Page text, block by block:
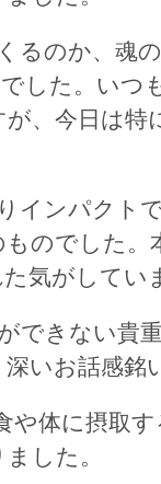
るのか、魂
した。いつ
、今日は特
インパクト
のでした。
気がしてい
できない貴
いお話感銘
や体に摂取
した。